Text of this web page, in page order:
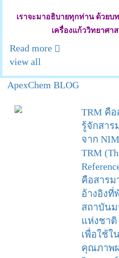
เราจะมาอธิบายทุกท่าน ด้วยบ
เครื่องแก้ววิทยาศา
Read more
view all
ApexChem BLOG
TRM คือ
รู้จักสาร
จาก
TRM
คือสารม
อ้างอิง
สถาบันม
แห่งชาติ
เพื่อใช้ใ
คุณภาพ